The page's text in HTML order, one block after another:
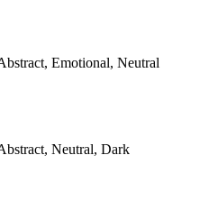
Emotional, Neutral
Neutral, Dark